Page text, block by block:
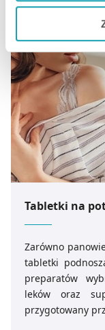
Jeżeli chcesz
niektóre
zbieranie danych
preferowanych
zgodami”.
Możesz również
będzie
pozyskiwanie od
dla
z brakiem
Tabletki na
Zarówno
tabletki
preparatów
leków oraz
przygotowany